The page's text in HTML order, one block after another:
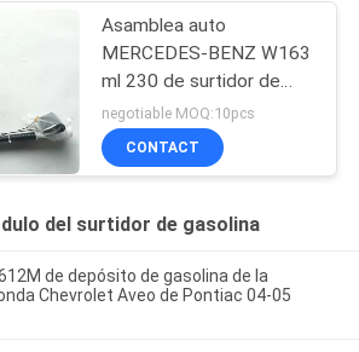
Asamblea auto
MERCEDES-BENZ W163
ml 230 de surtidor de
gasolina de E8389M
E8471M 320 350 430
500
negotiable MOQ:10pcs
CONTACT
del surtidor de gasolina
de depósito de gasolina de la
Chevrolet Aveo de Pontiac 04-05